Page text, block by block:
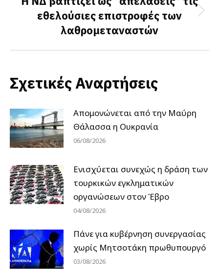
Next
post:
εθελούσιες επιστροφές των
λαθρομεταναστών
Σχετικές Αναρτήσεις
Απομονώνεται από την Μαύρη
Θάλασσα η Ουκρανία
06/08/2026
Ενισχύεται συνεχώς η δράση των
τουρκικών εγκληματικών
οργανώσεων στον Έβρο
04/08/2026
Πάνε για κυβέρνηση συνεργασίας
χωρίς Μητσοτάκη πρωθυπουργό
03/08/2026